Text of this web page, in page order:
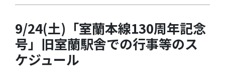
9/24(土)「室蘭本線130周年記念
号」旧室蘭駅舎での行事等のス
ケジュール